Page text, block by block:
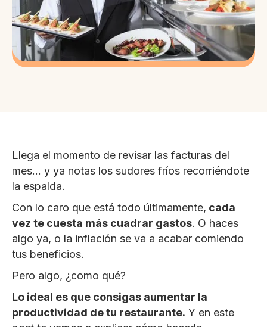
Llega el momento de revisar las facturas del
mes… y ya notas los sudores fríos recorriéndote
la espalda.
Con lo caro que está todo últimamente, cada
vez te cuesta más cuadrar gastos. O haces
algo ya, o la inflación se va a acabar comiendo
tus beneficios.
Pero algo, ¿como qué?
Lo ideal es que consigas aumentar la
productividad de tu restaurante. Y en este